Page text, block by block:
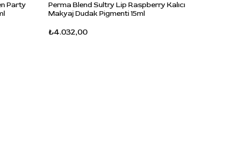
Party
Perma Blend Sultry Lip Raspberry Kalıcı
Makyaj Dudak Pigmenti 15ml
₺4.032,00